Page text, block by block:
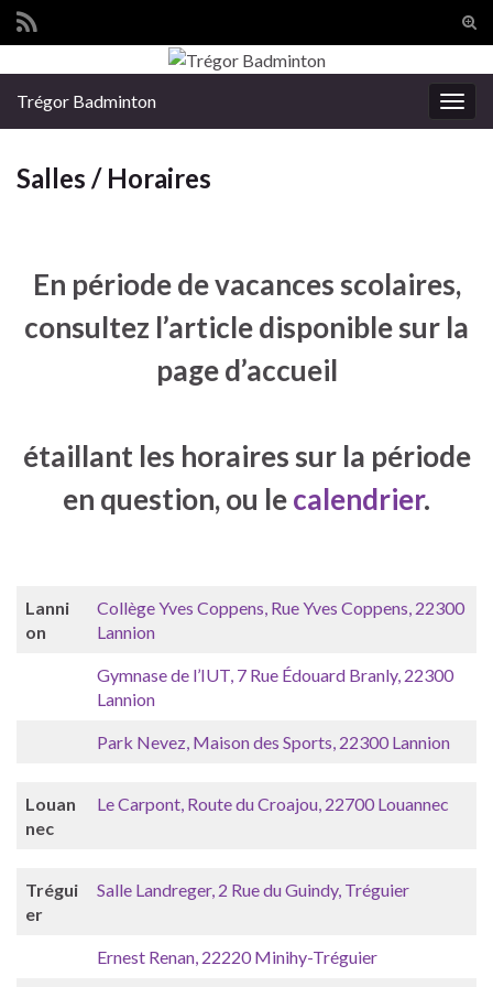
Search for:
Trégor Badminton
Salles / Horaires
En période de vacances scolaires,
consultez l’article disponible sur la
page d’accueil
étaillant les horaires sur la période
en question, ou lecalendrier.
Lanni
on
Collège Yves Coppens, Rue Yves Coppens, 22300
Lannion
Gymnase de l’IUT, 7 Rue Édouard Branly, 22300
Lannion
Park Nevez, Maison des Sports, 22300 Lannion
Louan
nec
Le Carpont, Route du Croajou, 22700 Louannec
Trégui
er
Salle Landreger, 2 Rue du Guindy, Tréguier
Ernest Renan, 22220 Minihy-Tréguier